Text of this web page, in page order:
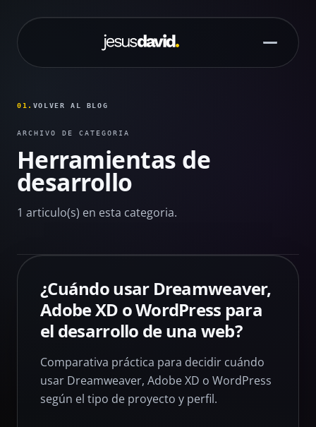
01. VOLVER AL BLOG
ARCHIVO DE CATEGORIA
Herramientas de
desarrollo
1 articulo(s) en esta categoria.
¿Cuándo usar Dreamweaver,
Adobe XD o WordPress para
el desarrollo de una web?
Comparativa práctica para decidir cuándo
usar Dreamweaver, Adobe XD o WordPress
según el tipo de proyecto y perfil.